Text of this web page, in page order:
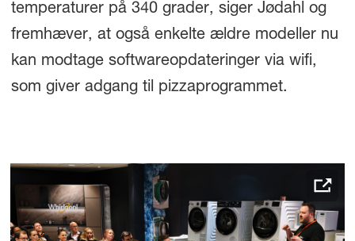
temperaturer på 340 grader, siger Jødahl og
fremhæver, at også enkelte ældre modeller nu
kan modtage softwareopdateringer via wifi,
som giver adgang til pizzaprogrammet.